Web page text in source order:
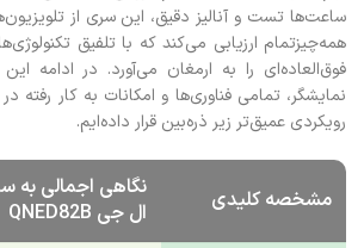
ساعت‌ها تست و آنالیز دقیق، این سری از
همه‌چیزتمام ارزیابی می‌کند که با تلفیق
فوق‌العاده‌ای را به ارمغان می‌آورد. در ادامه
نمایشگر، تمامی فناوری‌ها و امکانات به کار رفته
رویکردی عمیق‌تر زیر ذره‌بین قرار داده‌ایم.
مشخصه کلیدی
نگاهی اجمالی به
ال جی QNED82B